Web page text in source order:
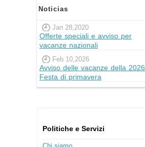
Noticias
Jan 28,2020
Offerte speciali e avviso per
vacanze nazionali
Feb 10,2026
Avviso delle vacanze della 2026
Festa di primavera
Politiche e Servizi